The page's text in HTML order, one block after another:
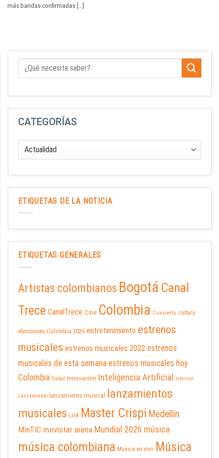
más bandas confirmadas [...]
CATEGORÍAS
ETIQUETAS DE LA NOTICIA
ETIQUETAS GENERALES
Artistas colombianos Bogotá Canal
Trece CanalTrece Cine Colombia Concierto cultura
elecciones Colombia 2026 entretenimiento estrenos
musicales estrenos musicales 2022 estrenos
musicales de esta semana estrenos musicales hoy
Colombia Futbol Innovación Inteligencia Artificial Internet
Lanzamiento lanzamiento musical
lanzamientos
musicales Link Master Crispi Medellín
MinTIC movistar arena Mundial 2026 música
música colombiana Música en vivo Música